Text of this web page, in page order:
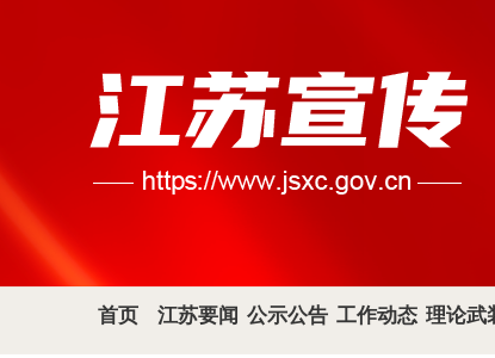
首页 江苏要闻 公示公告 工作动态 理论武